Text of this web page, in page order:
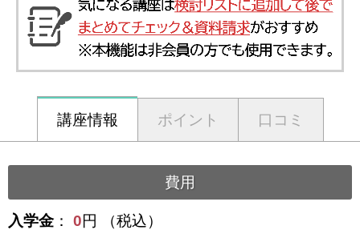
講座情報 ポイント 口コミ
費用
入学金 ： 0円 （税込）